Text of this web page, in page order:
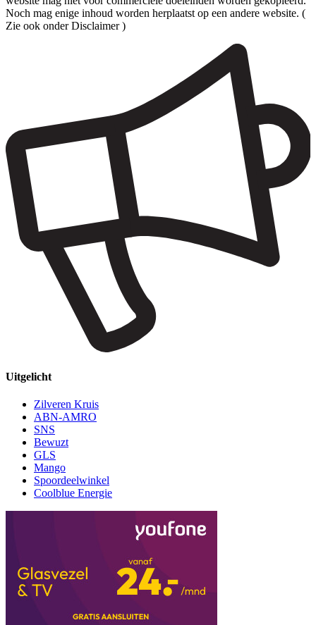
Noch mag enige inhoud worden herplaatst op een andere website. (
Zie ook onder Disclaimer )
Uitgelicht
Zilveren Kruis
ABN-AMRO
SNS
Bewuzt
GLS
Mango
Spoordeelwinkel
Coolblue Energie